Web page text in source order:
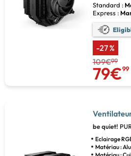
Standard :
Express :
-27 %
109€99
79€99
be quiet!
Eclairage
Matériau :